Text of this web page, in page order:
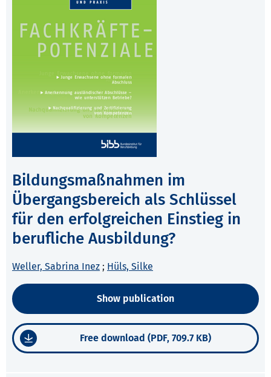
Bildungsmaßnahmen im
Übergangsbereich als Schlüssel
für den erfolgreichen Einstieg in
berufliche Ausbildung?
Weller, Sabrina Inez ; Hüls, Silke
Show publication
Free download (PDF, 709.7 KB)